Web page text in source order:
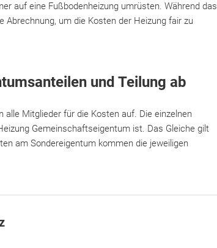
auf eine Fußbodenheizung umrüsten. Während das
um die Kosten der Heizung fair zu
und Teilung ab
Mitglieder für die Kosten auf. Die einzelnen
Gemeinschaftseigentum ist. Das Gleiche gilt
am Sondereigentum kommen die jeweiligen